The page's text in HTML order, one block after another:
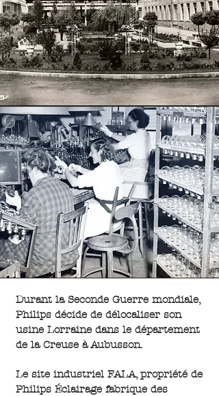
Durant la Seconde Guerre mondiale,
Philips décide de délocaliser son
usine Lorraine dans le département
de la Creuse à Aubusson.
Le site industriel FALA, propriété de
Philips Éclairage fabrique des